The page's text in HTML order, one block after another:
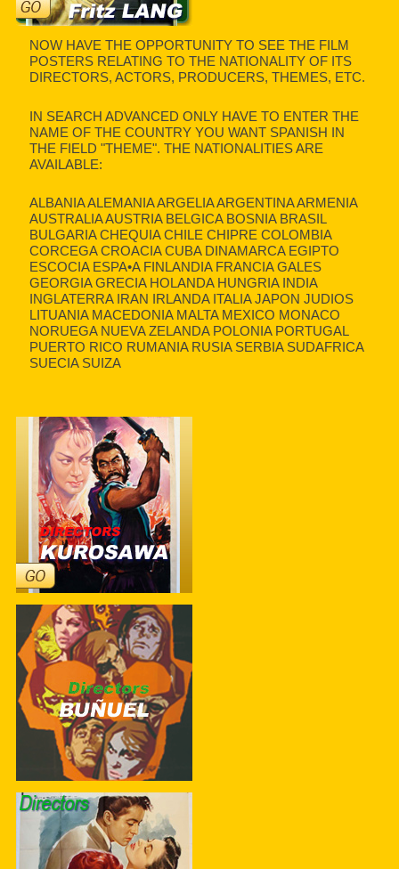
NOW HAVE THE OPPORTUNITY TO SEE THE FILM
POSTERS RELATING TO THE NATIONALITY OF ITS
DIRECTORS, ACTORS, PRODUCERS, THEMES, ETC.
IN SEARCH ADVANCED ONLY HAVE TO ENTER THE
NAME OF THE COUNTRY YOU WANT SPANISH IN
THE FIELD "THEME". THE NATIONALITIES ARE
AVAILABLE:
ALBANIA ALEMANIA ARGELIA ARGENTINA ARMENIA
AUSTRALIA AUSTRIA BELGICA BOSNIA BRASIL
BULGARIA CHEQUIA CHILE CHIPRE COLOMBIA
CORCEGA CROACIA CUBA DINAMARCA EGIPTO
ESCOCIA ESPA•A FINLANDIA FRANCIA GALES
GEORGIA GRECIA HOLANDA HUNGRIA INDIA
INGLATERRA IRAN IRLANDA ITALIA JAPON JUDIOS
LITUANIA MACEDONIA MALTA MEXICO MONACO
NORUEGA NUEVA ZELANDA POLONIA PORTUGAL
PUERTO RICO RUMANIA RUSIA SERBIA SUDAFRICA
SUECIA SUIZA